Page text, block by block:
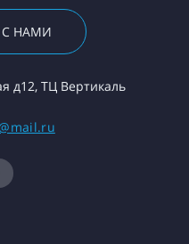
С НАМИ
д12, ТЦ Вертикаль